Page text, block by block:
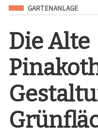
Eingeordnet unter
GARTENANLAGE
Die Alte